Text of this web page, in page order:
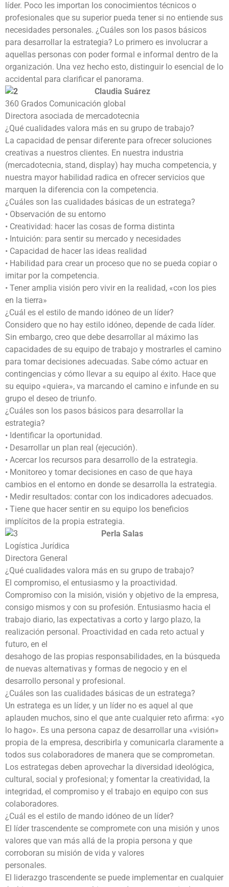
líder. Poco les importan los conocimientos técnicos o
profesionales que su superior pueda tener si no entiende sus
necesidades personales. ¿Cuáles son los pasos básicos
para desarrollar la estrategia? Lo primero es involucrar a
aquellas personas con poder formal e informal dentro de la
organización. Una vez hecho esto, distinguir lo esencial de lo
accidental para clarificar el panorama.
Claudia Suárez
360 Grados Comunicación global
Directora asociada de mercadotecnia
¿Qué cualidades valora más en su grupo de trabajo?
La capacidad de pensar diferente para ofrecer soluciones
creativas a nuestros clientes. En nuestra industria
(mercadotecnia, stand, display) hay mucha competencia, y
nuestra mayor habilidad radica en ofrecer servicios que
marquen la diferencia con la competencia.
¿Cuáles son las cualidades básicas de un estratega?
• Observación de su entorno
• Creatividad: hacer las cosas de forma distinta
• Intuición: para sentir su mercado y necesidades
• Capacidad de hacer las ideas realidad
• Habilidad para crear un proceso que no se pueda copiar o
imitar por la competencia.
• Tener amplia visión pero vivir en la realidad, «con los pies
en la tierra»
¿Cuál es el estilo de mando idóneo de un líder?
Considero que no hay estilo idóneo, depende de cada líder.
Sin embargo, creo que debe desarrollar al máximo las
capacidades de su equipo de trabajo y mostrarles el camino
para tomar decisiones adecuadas. Sabe cómo actuar en
contingencias y cómo llevar a su equipo al éxito. Hace que
su equipo «quiera», va marcando el camino e infunde en su
grupo el deseo de triunfo.
¿Cuáles son los pasos básicos para desarrollar la
estrategia?
• Identificar la oportunidad.
• Desarrollar un plan real (ejecución).
• Acercar los recursos para desarrollo de la estrategia.
• Monitoreo y tomar decisiones en caso de que haya
cambios en el entorno en donde se desarrolla la estrategia.
• Medir resultados: contar con los indicadores adecuados.
• Tiene que hacer sentir en su equipo los beneficios
implícitos de la propia estrategia.
Perla Salas
Logística Jurídica
Directora General
¿Qué cualidades valora más en su grupo de trabajo?
El compromiso, el entusiasmo y la proactividad.
Compromiso con la misión, visión y objetivo de la empresa,
consigo mismos y con su profesión. Entusiasmo hacia el
trabajo diario, las expectativas a corto y largo plazo, la
realización personal. Proactividad en cada reto actual y
futuro, en el
desahogo de las propias responsabilidades, en la búsqueda
de nuevas alternativas y formas de negocio y en el
desarrollo personal y profesional.
¿Cuáles son las cualidades básicas de un estratega?
Un estratega es un líder, y un líder no es aquel al que
aplauden muchos, sino el que ante cualquier reto afirma: «yo
lo hago». Es una persona capaz de desarrollar una «visión»
propia de la empresa, describirla y comunicarla claramente a
todos sus colaboradores de manera que se comprometan.
Los estrategas deben aprovechar la diversidad ideológica,
cultural, social y profesional; y fomentar la creatividad, la
integridad, el compromiso y el trabajo en equipo con sus
colaboradores.
¿Cuál es el estilo de mando idóneo de un líder?
El líder trascendente se compromete con una misión y unos
valores que van más allá de la propia persona y que
corroboran su misión de vida y valores
personales.
El liderazgo trascendente se puede implementar en cualquier